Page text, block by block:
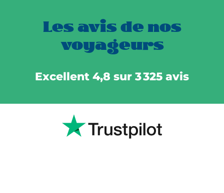
Les avis de nos
voyageurs
Excellent 4,8 sur 3 325 avis